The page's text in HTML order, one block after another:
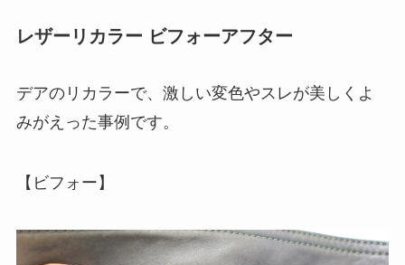
レザーリカラー ビフォーアフター
デアのリカラーで、激しい変色やスレが美しくよ
みがえった事例です。
【ビフォー】